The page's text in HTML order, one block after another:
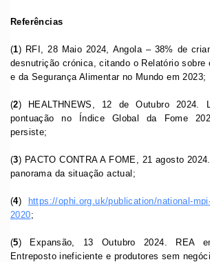
Referências
(1) RFI, 28 Maio 2024, Angola – 38% de
desnutrição crónica, citando o Relatório sobre
e da Segurança Alimentar no Mundo em 2023;
(2) HEALTHNEWS, 12 de Outubro 2024.
pontuação no Índice Global da Fome
persiste;
(3) PACTO CONTRA A FOME, 21 agosto
panorama da situação actual;
(4)
https://ophi.org.uk/publication/national-
2020;
(5) Expansão, 13 Outubro 2024. REA em
Entreposto ineficiente e produtores sem